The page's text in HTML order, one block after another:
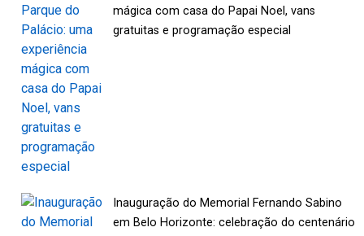
mágica com casa do Papai Noel, vans
gratuitas e programação especial
Inauguração do Memorial Fernando Sabino
em Belo Horizonte: celebração do centenário